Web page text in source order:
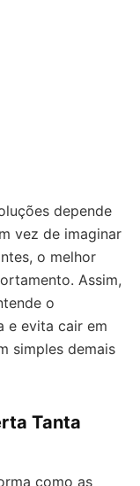
depende
vez de imaginar
o melhor
Assim,
o
e evita cair em
simples demais
Tanta
como as